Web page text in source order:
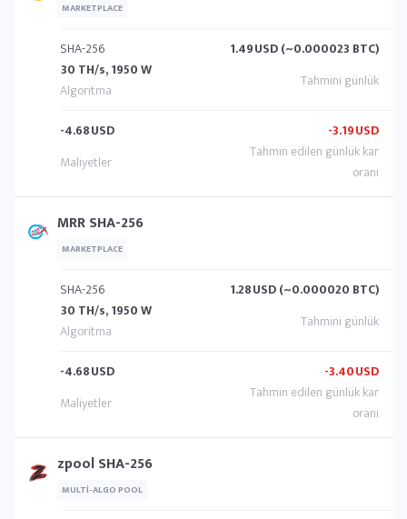
MARKETPLACE
SHA-256
30 TH/s, 1950 W
1.49USD (~0.000023 BTC)
-4.68USD -3.19USD
MRR SHA-256
MARKETPLACE
SHA-256
30 TH/s, 1950 W
1.28USD (~0.000020 BTC)
-4.68USD -3.40USD
zpool SHA-256
MULTI-ALGO POOL